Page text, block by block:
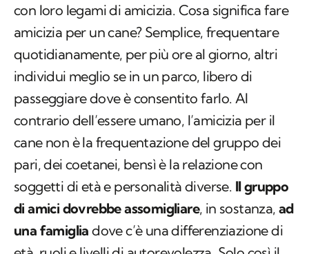
con loro legami di amicizia. Cosa significa fare
amicizia per un cane? Semplice, frequentare
quotidianamente, per più ore al giorno, altri
individui meglio se in un parco, libero di
passeggiare dove è consentito farlo. Al
contrario dell’essere umano, l’amicizia per il
cane non è la frequentazione del gruppo dei
pari, dei coetanei, bensì è la relazione con
soggetti di età e personalità diverse. Il gruppo
di amici dovrebbe assomigliare, in sostanza, ad
una famiglia dove c’è una differenziazione di